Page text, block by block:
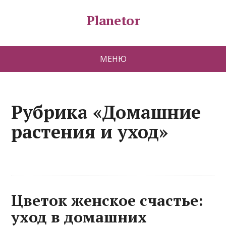
Planetor
МЕНЮ
Рубрика «Домашние
растения и уход»
Цветок женское счастье:
уход в домашних